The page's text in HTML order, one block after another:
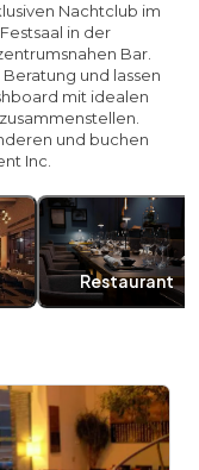
Nachtclub im
in der
Bar.
und lassen
mit idealen
und buchen
Inc.
Restaurant